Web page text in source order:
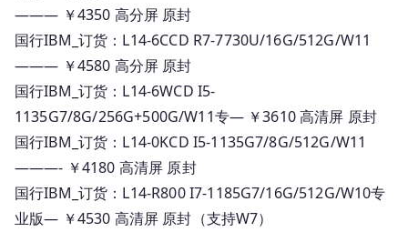
——— ￥4350 高分屏 原封
国行IBM_订货：L14-6CCD R7-7730U/16G/512G/W11
——— ￥4580 高分屏 原封
国行IBM_订货：L14-6WCD I5-
1135G7/8G/256G+500G/W11专— ￥3610 高清屏 原封
国行IBM_订货：L14-0KCD I5-1135G7/8G/512G/W11
———- ￥4180 高清屏 原封
国行IBM_订货：L14-R800 I7-1185G7/16G/512G/W10专
业版— ￥4530 高清屏 原封（支持W7）